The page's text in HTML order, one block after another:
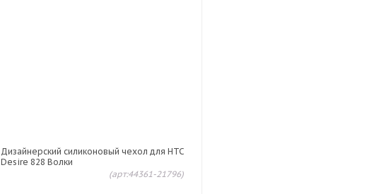
Дизайнерский силиконовый чехол для HTC
Desire 828 Волки
(арт:44361-21796)